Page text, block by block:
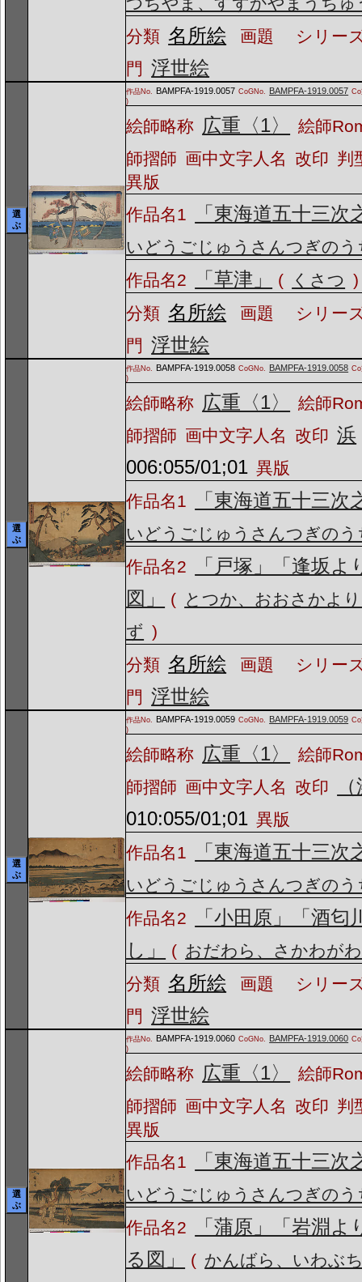
分類 名所絵 画題
シリー
門 浮世絵
選
ぶ
作品No. BAMPFA-1919.0057 CoGNo. BAMPFA-1919.0057
)
絵師略称 広重〈1〉
絵師
師摺師 画中文字人名 改印 判
異版
作品名1
「東海道五十三次
いどうごじゅうさんつぎのう
作品名2
「草津」 ( くさつ )
分類 名所絵 画題
シリー
門 浮世絵
選
ぶ
作品No. BAMPFA-1919.0058 CoGNo. BAMPFA-1919.0058
)
絵師略称 広重〈1〉
絵師
師摺師 画中文字人名 改印 浜
006:055/01;01 異版
作品名1
「東海道五十三次
いどうごじゅうさんつぎのう
作品名2
「戸塚」「逢坂よ
図」
( とつか、おおさかよ
ず )
分類 名所絵 画題
シリー
門 浮世絵
選
ぶ
作品No. BAMPFA-1919.0059 CoGNo. BAMPFA-1919.0059
)
絵師略称 広重〈1〉
絵師
師摺師 画中文字人名 改印
010:055/01;01 異版
作品名1
「東海道五十三次
いどうごじゅうさんつぎのう
作品名2
「小田原」「酒
し」
( おだわら、さかわが
分類 名所絵 画題
シリー
門 浮世絵
選
ぶ
作品No. BAMPFA-1919.0060 CoGNo. BAMPFA-1919.0060
)
絵師略称 広重〈1〉
絵師
師摺師 画中文字人名 改印 判
異版
作品名1
「東海道五十三次
いどうごじゅうさんつぎのう
作品名2
「蒲原」「岩淵
る図」
( かんばら、いわぶ